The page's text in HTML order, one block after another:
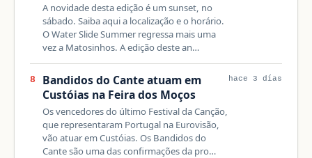
A novidade desta edição é um sunset, no
sábado. Saiba aqui a localização e o horário.
O Water Slide Summer regressa mais uma
vez a Matosinhos. A edição deste an…
8
Bandidos do Cante atuam em
Custóias na Feira dos Moços
Os vencedores do último Festival da Canção,
que representaram Portugal na Eurovisão,
vão atuar em Custóias. Os Bandidos do
Cante são uma das confirmações da pro…
hace 3 días